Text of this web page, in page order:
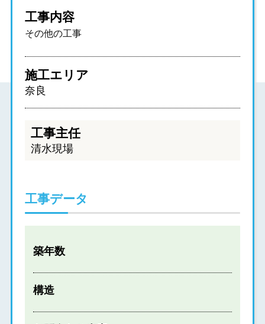
工事内容
その他の工事
施工エリア
奈良
工事主任
清水現場
工事データ
築年数
構造